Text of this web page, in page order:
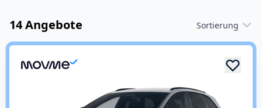
14 Angebote Sortierung